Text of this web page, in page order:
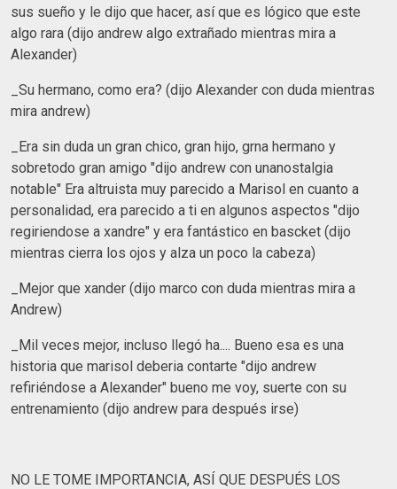
sus sueño y le dijo que hacer, así que es lógico que este
algo rara (dijo andrew algo extrañado mientras mira a
Alexander)
_Su hermano, como era? (dijo Alexander con duda mientras
mira andrew)
_Era sin duda un gran chico, gran hijo, grna hermano y
sobretodo gran amigo "dijo andrew con unanostalgia
notable" Era altruista muy parecido a Marisol en cuanto a
personalidad, era parecido a ti en algunos aspectos "dijo
regiriendose a xandre" y era fantástico en bascket (dijo
mientras cierra los ojos y alza un poco la cabeza)
_Mejor que xander (dijo marco con duda mientras mira a
Andrew)
_Mil veces mejor, incluso llegó ha.... Bueno esa es una
historia que marisol deberia contarte "dijo andrew
refiriéndose a Alexander" bueno me voy, suerte con su
entrenamiento (dijo andrew para después irse)
NO LE TOME IMPORTANCIA, ASÍ QUE DESPUÉS LOS